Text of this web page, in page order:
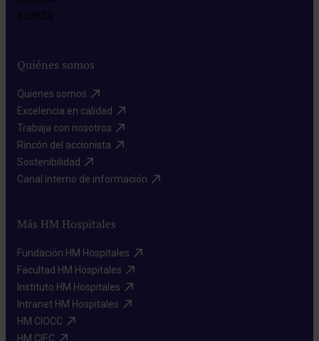
Quiénes somos
Quienes somos​
Excelencia en calidad​
Trabaja con nosotros​
Rincón del accionista​
Sostenibilidad​
Canal interno de información​
Más HM Hospitales
Fundación HM Hospitales​
Facultad HM Hospitales​
Instituto HM Hospitales​
Intranet HM Hospitales​
HM CIOCC​
HM CIEC​